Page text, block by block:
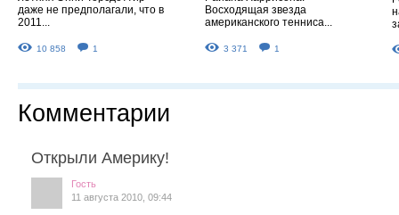
даже не предполагали, что в
2011...
10 858 1
Восходящая звезда
американского тенниса...
3 371 1
Комментарии
Открыли Америку!
Гость
11 августа 2010, 09:44